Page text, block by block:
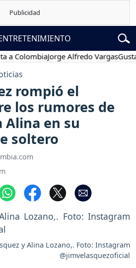
Jorge Alfredo VargasGustavo
rompió el
los rumores de
en su
soltero
y Alina Lozano,. Foto: Instagram
@jimvelasquezoficial